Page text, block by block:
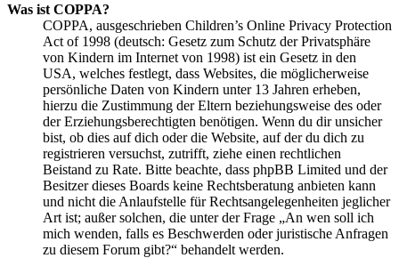
Was ist COPPA?
COPPA, ausgeschrieben Children’s Online Privacy Protection
Act of 1998 (deutsch: Gesetz zum Schutz der Privatsphäre
von Kindern im Internet von 1998) ist ein Gesetz in den
USA, welches festlegt, dass Websites, die möglicherweise
persönliche Daten von Kindern unter 13 Jahren erheben,
hierzu die Zustimmung der Eltern beziehungsweise des oder
der Erziehungsberechtigten benötigen. Wenn du dir unsicher
bist, ob dies auf dich oder die Website, auf der du dich zu
registrieren versuchst, zutrifft, ziehe einen rechtlichen
Beistand zu Rate. Bitte beachte, dass phpBB Limited und der
Besitzer dieses Boards keine Rechtsberatung anbieten kann
und nicht die Anlaufstelle für Rechtsangelegenheiten jeglicher
Art ist; außer solchen, die unter der Frage „An wen soll ich
mich wenden, falls es Beschwerden oder juristische Anfragen
zu diesem Forum gibt?“ behandelt werden.